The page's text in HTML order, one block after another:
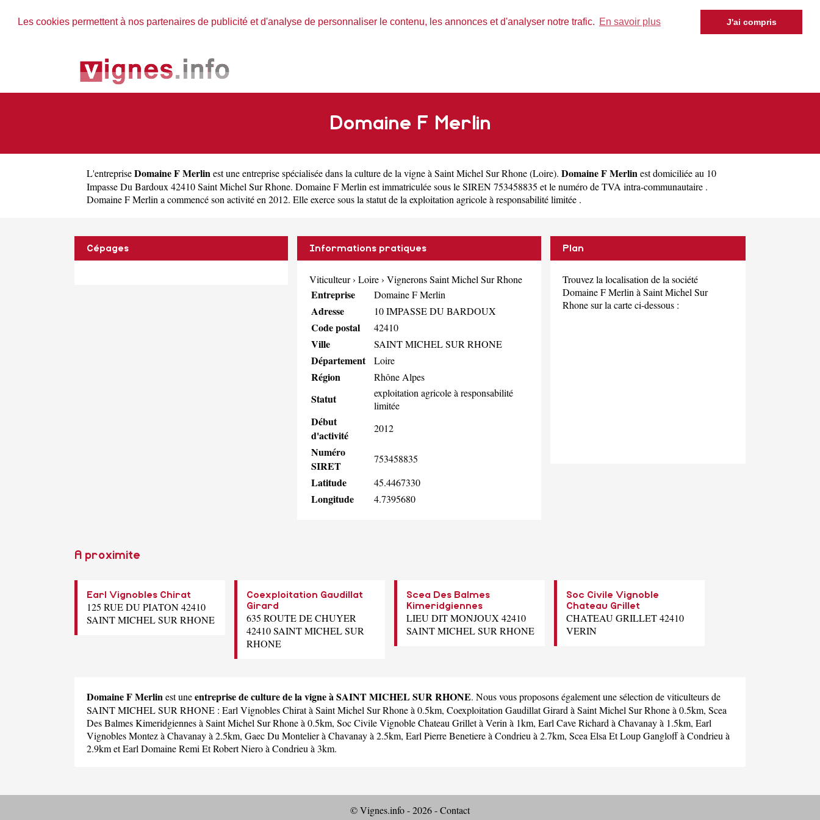
Les cookies permettent à nos partenaires de publicité et d'analyse de personnaliser le contenu, les annonces et d'analyser notre trafic. En savoir plus J'ai compris
Domaine F Merlin
L'entrepriseDomaine F Merlin est uneentreprise spécialisée dans la culture de la vigne à Saint Michel Sur Rhone(Loire). Domaine F Merlin est domiciliée au 10
Impasse Du Bardoux 42410 Saint Michel Sur Rhone. Domaine F Merlin est immatriculée sous le SIREN 753458835 et le numéro de TVA intra-communautaire .
Domaine F Merlin a commencé son activité en 2012. Elle exerce sous la statut de la exploitation agricole à responsabilité limitée .
Cépages Informations pratiques
Viticulteur› Loire› Vignerons Saint Michel Sur Rhone
Entreprise Domaine F Merlin
Adresse 10 IMPASSE DU BARDOUX
Code postal 42410
Ville SAINT MICHEL SUR RHONE
Département Loire
Région Rhône Alpes
Statut
exploitation agricole à responsabilité
limitée
Début
d'activité
2012
Numéro
SIRET
753458835
Latitude 45.4467330
Longitude 4.7395680
Plan
Trouvez la localisation de la société
Domaine F Merlin à Saint Michel Sur
Rhone sur la carte ci-dessous :
A proximite
Earl Vignobles Chirat
125 RUE DU PIATON 42410
SAINT MICHEL SUR RHONE
Coexploitation Gaudillat
Girard
635 ROUTE DE CHUYER
42410 SAINT MICHEL SUR
RHONE
Scea Des Balmes
Kimeridgiennes
LIEU DIT MONJOUX 42410
SAINT MICHEL SUR RHONE
Soc Civile Vignoble
Chateau Grillet
CHATEAU GRILLET 42410
VERIN
Domaine F Merlinest uneentreprise de culture de la vigne à SAINT MICHEL SUR RHONE. Nous vous proposons également une sélection de viticulteurs de
SAINT MICHEL SUR RHONE : Earl Vignobles Chiratà Saint Michel Sur Rhone à 0.5km, Coexploitation Gaudillat Girardà Saint Michel Sur Rhone à 0.5km, Scea
Des Balmes Kimeridgiennesà Saint Michel Sur Rhone à 0.5km, Soc Civile Vignoble Chateau Grilletà Verin à 1km, Earl Cave Richardà Chavanay à 1.5km, Earl
Vignobles Montezà Chavanay à 2.5km, Gaec Du Montelierà Chavanay à 2.5km, Earl Pierre Benetiereà Condrieu à 2.7km, Scea Elsa Et Loup Gangloffà Condrieu à
2.9km etEarl Domaine Remi Et Robert Nieroà Condrieu à 3km.
© Vignes.info - 2026 -Contact